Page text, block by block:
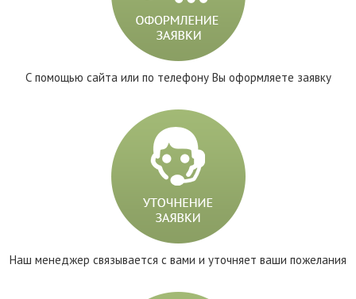
С помощью сайта или по телефону Вы оформляете заявку
Наш менеджер связывается с вами и уточняет ваши пожелания